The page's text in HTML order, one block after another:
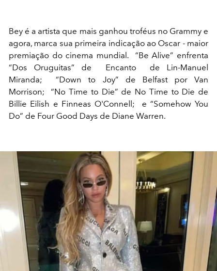
Bey é a artista que mais ganhou troféus no Grammy e
agora, marca sua primeira indicação ao Oscar - maior
premiação do cinema mundial. “Be Alive” enfrenta
“Dos Oruguitas” de
Encanto
de Lin-Manuel
Miranda;
“Down to Joy” de Belfast por Van
Morrison; “No Time to Die” de No Time to Die de
Billie Eilish e Finneas O'Connell; e “Somehow You
Do” de Four Good Days de Diane Warren.